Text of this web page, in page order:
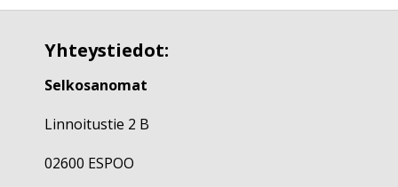
Yhteystiedot:
Selkosanomat
Linnoitustie 2 B
02600 ESPOO